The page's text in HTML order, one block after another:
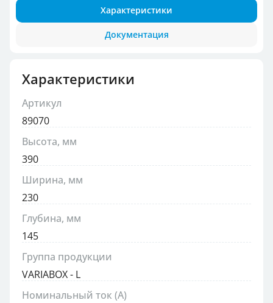
Характеристики
Документация
Характеристики
Артикул
89070
Высота, мм
390
Ширина, мм
230
Глубина, мм
145
Группа продукции
VARIABOX - L
Номинальный ток (А)